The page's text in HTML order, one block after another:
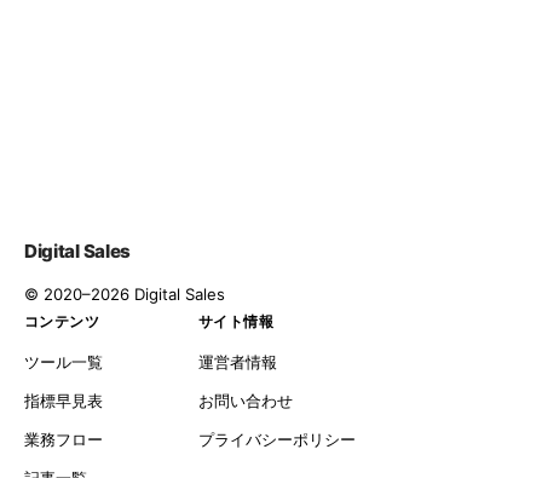
DigitalSales
© 2020–2026 Digital Sales
コンテンツ
ツール一覧
指標早見表
業務フロー
サイト情報
運営者情報
お問い合わせ
プライバシーポリシー